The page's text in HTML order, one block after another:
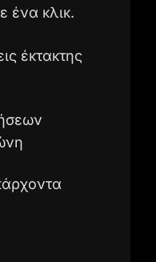
ένα κλικ.
έκτακτης